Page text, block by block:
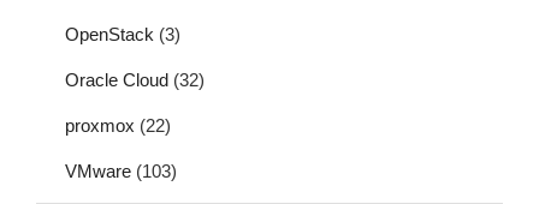
OpenStack (3)
Oracle Cloud (32)
proxmox (22)
VMware (103)